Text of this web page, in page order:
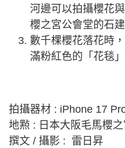
河邊可以拍攝櫻花
櫻之宮公會堂的石
數千棵櫻花落花時
滿粉紅色的「花毯
拍攝器材 : iPhone 17
地㸃 : 日本大阪毛馬櫻之
撰文 / 攝影 : 雷日昇